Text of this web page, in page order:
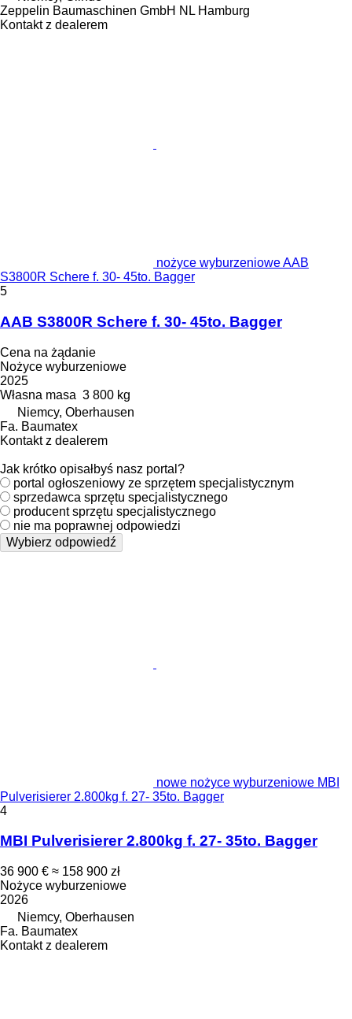
Zeppelin Baumaschinen GmbH NL Hamburg
Kontakt z dealerem
nożyce wyburzeniowe AAB
S3800R Schere f. 30- 45to. Bagger
5
AAB S3800R Schere f. 30- 45to. Bagger
Cena na żądanie
Nożyce wyburzeniowe
2025
Własna masa 3 800 kg
Niemcy, Oberhausen
Fa. Baumatex
Kontakt z dealerem
Jak krótko opisałbyś nasz portal?
portal ogłoszeniowy ze sprzętem specjalistycznym
sprzedawca sprzętu specjalistycznego
producent sprzętu specjalistycznego
nie ma poprawnej odpowiedzi
Wybierz odpowiedź
nowe nożyce wyburzeniowe MBI
Pulverisierer 2.800kg f. 27- 35to. Bagger
4
MBI Pulverisierer 2.800kg f. 27- 35to. Bagger
36 900 € ≈ 158 900 zł
Nożyce wyburzeniowe
2026
Niemcy, Oberhausen
Fa. Baumatex
Kontakt z dealerem